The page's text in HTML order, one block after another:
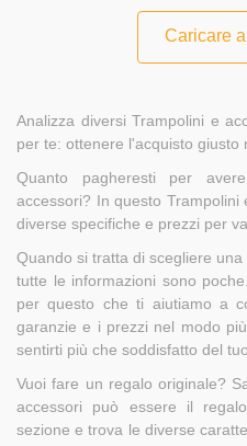
Caricare
Analizza diversi Trampolini e
per te: ottenere l'acquisto giusto
Quanto pagheresti per
accessori? In questo
diverse specifiche e prezzi per
Quando si tratta di scegliere
tutte le informazioni sono
per questo che ti aiutiamo a
garanzie e i prezzi nel modo
sentirti più che soddisfatto del
Vuoi fare un regalo originale?
accessori può essere il
sezione e trova le diverse